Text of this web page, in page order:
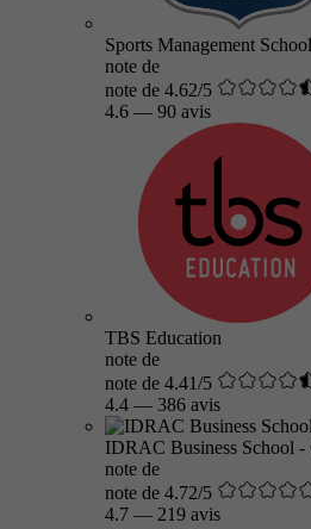
Sports Management School
note de
note de 4.62/5
4.6 — 90 avis
TBS Education
note de
note de 4.41/5
4.4 — 386 avis
IDRAC Business School -
note de
note de 4.72/5
4.7 — 219 avis